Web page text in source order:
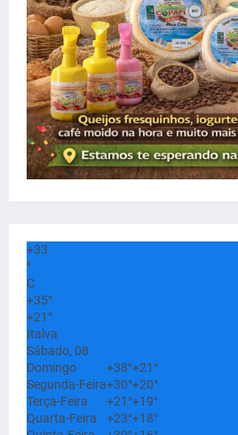
+33
°
C
+35°
+21°
Italva
Sábado, 08
Domingo
+38°+21°
Segunda-Feira+30°+20°
Terça-Feira
+21°+19°
Quarta-Feira
+23°+18°